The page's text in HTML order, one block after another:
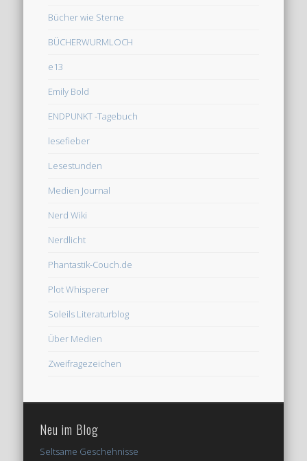
Bücher wie Sterne
BÜCHERWURMLOCH
e13
Emily Bold
ENDPUNKT -Tagebuch
lesefieber
Lesestunden
Medien Journal
Nerd Wiki
Nerdlicht
Phantastik-Couch.de
Plot Whisperer
Soleils Literaturblog
Über Medien
Zweifragezeichen
Neu im Blog
Seltsame Geschehnisse